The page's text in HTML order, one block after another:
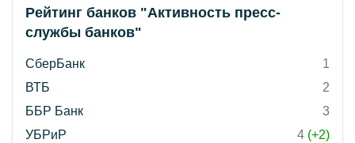
Рейтинг банков "Активность пресс-
службы банков"
СберБанк
1
ВТБ
2
ББР Банк
3
УБРиР
4 (+2)